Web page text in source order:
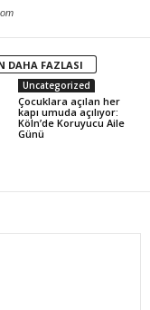
DAHA FAZLASI
Uncategorized
Çocuklara açılan her
kapı umuda açılıyor:
Köln’de Koruyucu Aile
Günü